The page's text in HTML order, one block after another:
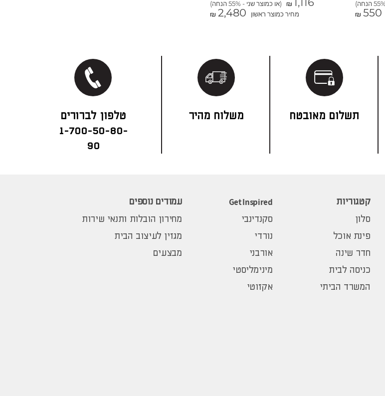
₪ 550
₪
(או כמוצר שני - 55% הנחה)
מחיר כמוצר ראשון
₪ 2,480
תשלום מאובטח משלוח מהיר
1-700-50-80-
90
קטגוריות
סלון
פינת אוכל
חדר שינה
כניסה לבית
המשרד הביתי
Get Inspired
סקנדינבי
נורדי
אורבני
מינימליסטי
אקזוטי
עמודים נוספים
מחירון הובלות ותנאי שירות
מגזין לעיצוב הבית
מבצעים